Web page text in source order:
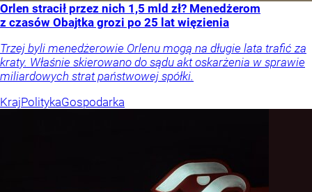
Orlen stracił przez nich 1,5 mld zł? Menedżerom
z czasów Obajtka grozi po 25 lat więzienia
Trzej byli menedżerowie Orlenu mogą na długie lata trafić za
kraty. Właśnie skierowano do sądu akt oskarżenia w sprawie
miliardowych strat państwowej spółki.
KrajPolitykaGospodarka